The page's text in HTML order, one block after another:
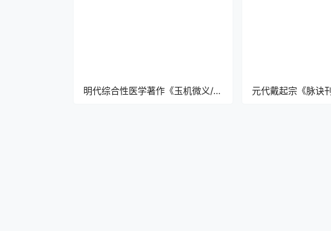
明代综合性医学著作《玉机微义/医
元代戴起宗《脉诀